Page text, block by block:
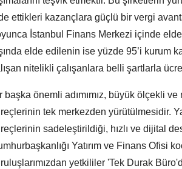
ettikleri kazançlara güçlü bir vergi
İstanbul Finans Merkezi içinde
elde edilenin ise yüzde 95’i kurum
nitelikli çalışanlara belli şartlarla
başka önemli adımımız, büyük ölçekli
tek merkezden yürütülmesidir.
sadeleştirildiği, hızlı ve dijital
Yatırım ve Finans Ofisi
yetkililer 'Tek Durak